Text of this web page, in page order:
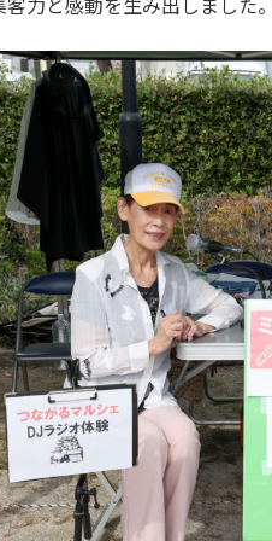
客力と感動を生み出しました